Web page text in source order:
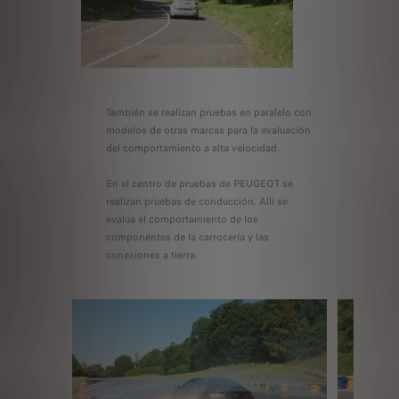
También se realizan pruebas en paralelo con
modelos de otras marcas para la evaluación
del comportamiento a alta velocidad.
En el centro de pruebas de PEUGEOT se
realizan pruebas de conducción. Allí se
evalúa el comportamiento de los
componentes de la carrocería y las
conexiones a tierra.